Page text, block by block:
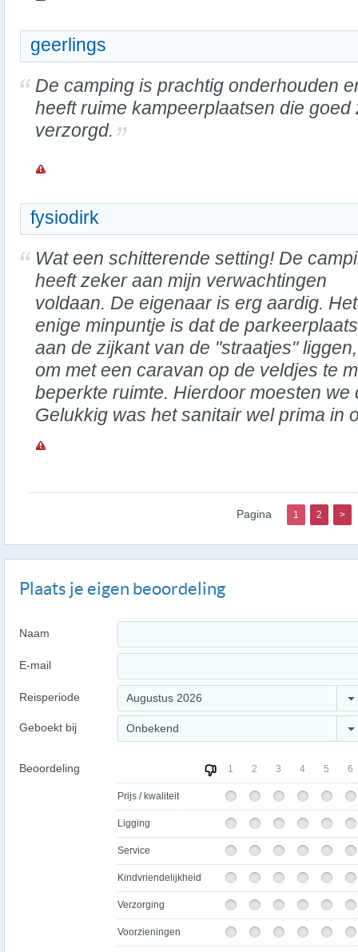
geerlings
De camping is prachtig onderhouden
heeft ruime kampeerplaatsen die goed
verzorgd.
fysiodirk
Wat een schitterende setting! De
heeft zeker aan mijn verwachtingen
voldaan. De eigenaar is erg aardig. Het
enige minpuntje is dat de
aan de zijkant van de "straatjes"
om met een caravan op de veldjes te
beperkte ruimte. Hierdoor moesten
Gelukkig was het sanitair wel prima in
Pagina 1 2 >
Plaats je eigen beoordeling
Naam
E-mail
Reisperiode Augustus 2026
Geboekt bij Onbekend
Beoordeling 1 2 3 4 5 6
Prijs / kwaliteit
Ligging
Service
Kindvriendelijkheid
Verzorging
Voorzieningen